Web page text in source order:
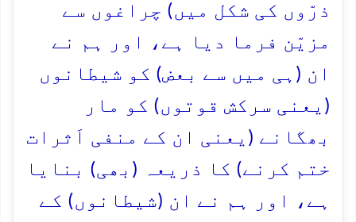
ذرّوں کی شکل میں) چراغوں سے
مزیّن فرما دیا ہے، اور ہم نے
ان (ہی میں سے بعض) کو شیطانوں
(یعنی سرکش قوتوں) کو مار
بھگانے (یعنی ان کے منفی اَثرات
ختم کرنے) کا ذریعہ (بھی) بنایا
ہے، اور ہم نے ان (شیطانوں) کے